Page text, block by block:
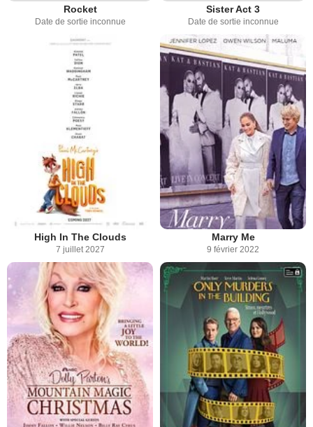
Rocket
Date de sortie inconnue
Sister Act 3
Date de sortie inconnue
High In The Clouds
7 juillet 2027
Marry Me
9 février 2022